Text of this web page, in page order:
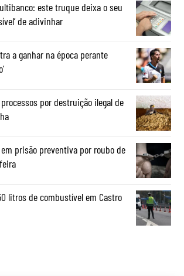
este truque deixa o seu
de adivinhar
a ganhar na época perante
por destruição ilegal de
prisão preventiva por roubo de
litros de combustível em Castro